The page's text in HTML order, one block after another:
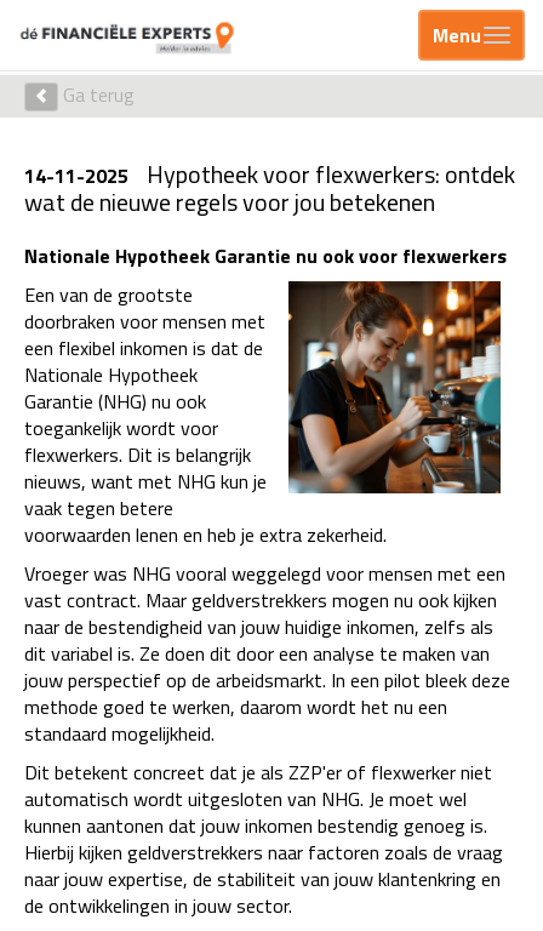
Menu
Ga terug
14-11-2025 Hypotheek voor flexwerkers: ontdek
wat de nieuwe regels voor jou betekenen
Nationale Hypotheek Garantie nu ook voor flexwerkers
Een van de grootste
doorbraken voor mensen met
een flexibel inkomen is dat de
Nationale Hypotheek
Garantie (NHG) nu ook
toegankelijk wordt voor
flexwerkers. Dit is belangrijk
nieuws, want met NHG kun je
vaak tegen betere
voorwaarden lenen en heb je extra zekerheid.
Vroeger was NHG vooral weggelegd voor mensen met een
vast contract. Maar geldverstrekkers mogen nu ook kijken
naar de bestendigheid van jouw huidige inkomen, zelfs als
dit variabel is. Ze doen dit door een analyse te maken van
jouw perspectief op de arbeidsmarkt. In een pilot bleek deze
methode goed te werken, daarom wordt het nu een
standaard mogelijkheid.
Dit betekent concreet dat je als ZZP'er of flexwerker niet
automatisch wordt uitgesloten van NHG. Je moet wel
kunnen aantonen dat jouw inkomen bestendig genoeg is.
Hierbij kijken geldverstrekkers naar factoren zoals de vraag
naar jouw expertise, de stabiliteit van jouw klantenkring en
de ontwikkelingen in jouw sector.